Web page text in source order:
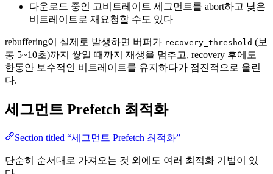
다운로드 중인 고비트레이트 세그먼트를 abort하고 낮은
비트레이트로 재요청할 수도 있다
rebuffering이 실제로 발생하면 버퍼가 recovery_threshold (보
통 5~10초)까지 쌓일 때까지 재생을 멈추고, recovery 후에도
한동안 보수적인 비트레이트를 유지하다가 점진적으로 올린
다.
세그먼트 Prefetch 최적화
Section titled “세그먼트 Prefetch 최적화”
단순히 순서대로 가져오는 것 외에도 여러 최적화 기법이 있